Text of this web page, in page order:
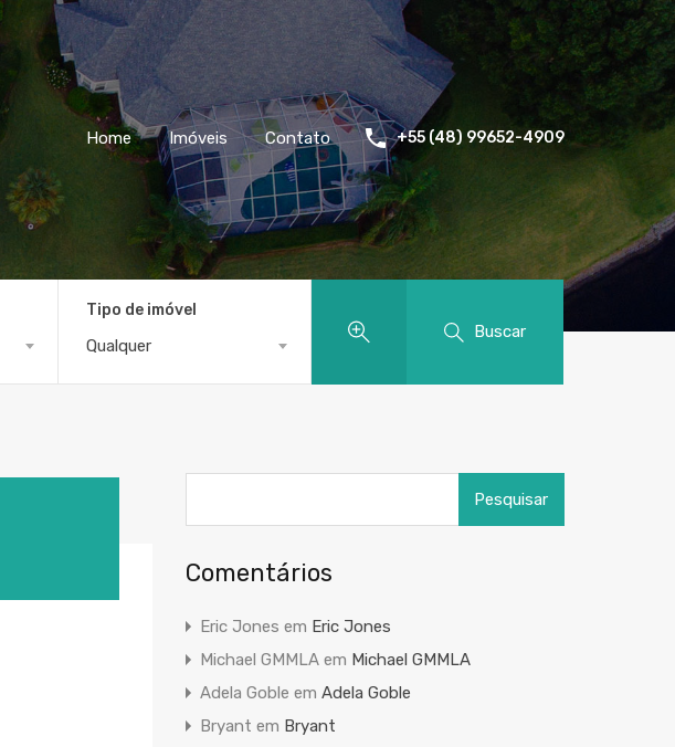
Home Imóveis Contato +55 (48) 99652-4909
Tipo de imóvel
Qualquer
Buscar
por:
Comentários
Eric Jones em Eric Jones
Michael GMMLAem Michael GMMLA
Adela Goble em Adela Goble
Bryant em Bryant